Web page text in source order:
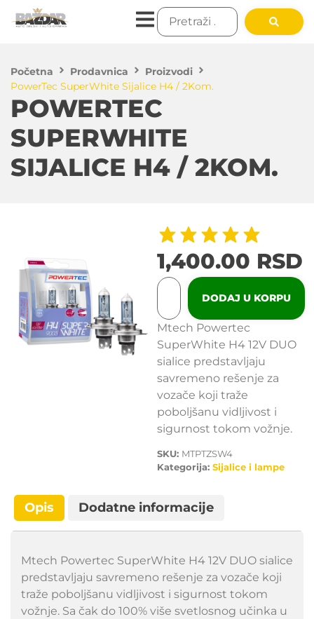
Početna Prodavnica
Proizvodi
PowerTec SuperWhite Sijalice H4 / 2Kom.
POWERTEC
SUPERWHITE
SIJALICE H4 / 2KOM.
1,400.00 RSD
DODAJ U KORPU
Mtech Powertec
SuperWhite H4 12V DUO
sialice predstavljaju
savremeno rešenje za
vozače koji traže
poboljšanu vidljivost i
sigurnost tokom vožnje.
SKU: MTPTZSW4
Kategorija: Sijalice i lampe
Opis Dodatne informacije
Mtech Powertec SuperWhite H4 12V DUO sialice
predstavljaju savremeno rešenje za vozače koji
traže poboljšanu vidljivost i sigurnost tokom
vožnje. Sa čak do 100% više svetlosnog učinka u